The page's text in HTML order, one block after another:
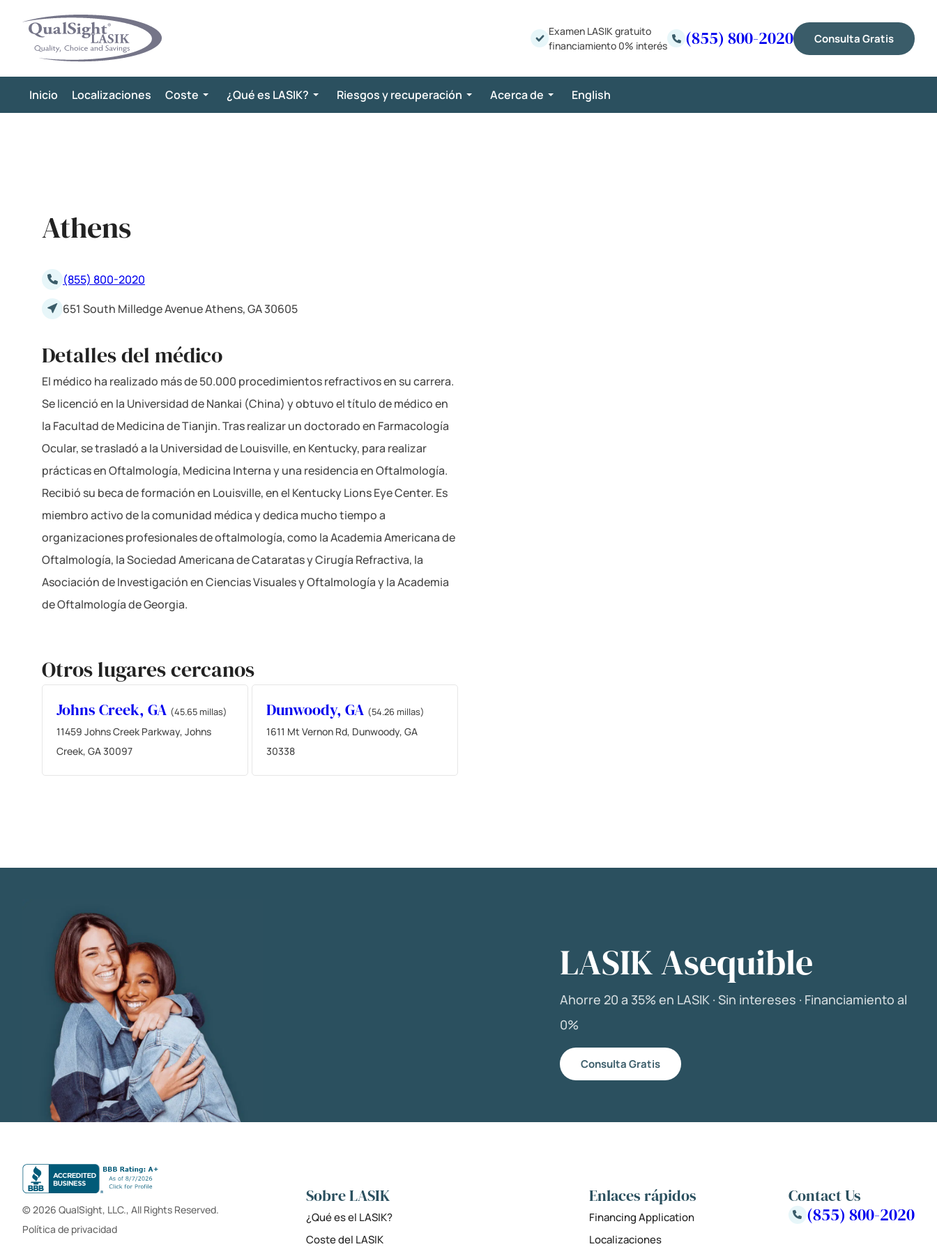
contenido
Examen LASIK gratuito
financiamiento 0% interés
(855) 800-2020 Consulta Gratis
Inicio Localizaciones Coste ¿Qué es LASIK? Riesgos y recuperación Acerca de English
Athens
(855) 800-2020
651 South Milledge Avenue Athens, GA 30605
Detalles del médico
El médico ha realizado más de 50.000 procedimientos refractivos en su carrera.
Se licenció en la Universidad de Nankai (China) y obtuvo el título de médico en
la Facultad de Medicina de Tianjin. Tras realizar un doctorado en Farmacología
Ocular, se trasladó a la Universidad de Louisville, en Kentucky, para realizar
prácticas en Oftalmología, Medicina Interna y una residencia en Oftalmología.
Recibió su beca de formación en Louisville, en el Kentucky Lions Eye Center. Es
miembro activo de la comunidad médica y dedica mucho tiempo a
organizaciones profesionales de oftalmología, como la Academia Americana de
Oftalmología, la Sociedad Americana de Cataratas y Cirugía Refractiva, la
Asociación de Investigación en Ciencias Visuales y Oftalmología y la Academia
de Oftalmología de Georgia.
Otros lugares cercanos
Johns Creek, GA (45.65 millas)
11459 Johns Creek Parkway, Johns
Creek, GA 30097
Dunwoody, GA (54.26 millas)
1611 Mt Vernon Rd, Dunwoody, GA
30338
LASIK Asequible
Ahorre 20 a 35% en LASIK · Sin intereses · Financiamiento al
0%
Consulta Gratis
© 2026 QualSight, LLC., All Rights Reserved.
Política de privacidad
Sobre LASIK
¿Qué es el LASIK?
Coste del LASIK
Enlaces rápidos
Financing Application
Localizaciones
Contact Us
(855) 800-2020